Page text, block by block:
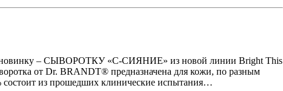
новинку – СЫВОРОТКУ «С-СИЯНИЕ» из новой линии Bright This
от Dr. BRANDT® предназначена для кожи, по разным
из прошедших клинические испытания…